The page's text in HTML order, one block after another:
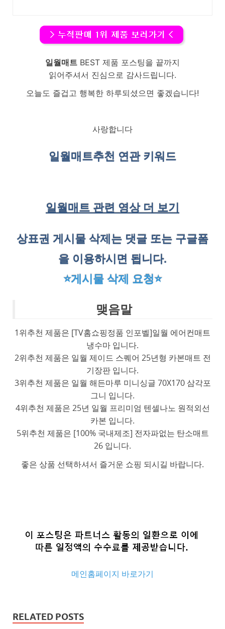
일월매트 BEST 제품 포스팅을 끝까지
읽어주셔서 진심으로 감사드립니다.
오늘도 즐겁고 행복한 하루되셨으면 좋겠습니다!
사랑합니다
일월매트추천 연관 키워드
일월매트 관련 영상 더 보기
상표권 게시물 삭제는 댓글 또는 구글폼
을 이용하시면 됩니다.
⭐게시물 삭제 요청⭐
맺음말
1위추천 제품은 [TV홈쇼핑정품 인포벨]일월 에어컨매트
냉수마 입니다.
2위추천 제품은 일월 제이드 스퀘어 25년형 카본매트 전
기장판 입니다.
3위추천 제품은 일월 해든마루 미니싱글 70X170 삼각포
그니 입니다.
4위추천 제품은 25년 일월 프리미엄 텐셀나노 원적외선
카본 입니다.
5위추천 제품은 [100% 국내제조] 전자파없는 탄소매트
26 입니다.
좋은 상품 선택하셔서 즐거운 쇼핑 되시길 바랍니다.
메인홈페이지 바로가기
사
RELATED POSTS